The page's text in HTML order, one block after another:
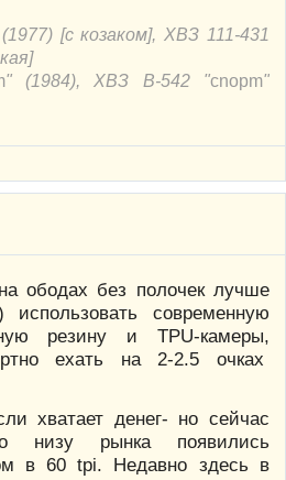
[с козаком], ХВЗ 111-431
" (1984), ХВЗ В-542 "cnорm"
ободах без полочек лучше
использовать современную
резину и TPU-камеры,
ехать на 2-2.5 очках
хватает денег- но сейчас
низу рынка появились
в 60 tpi. Недавно здесь в